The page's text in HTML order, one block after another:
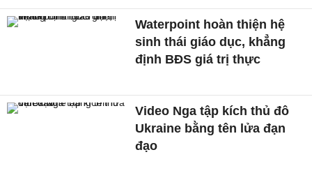
Waterpoint hoàn thiện hệ
sinh thái giáo dục, khẳng
định BĐS giá trị thực
Video Nga tập kích thủ đô
Ukraine bằng tên lửa đạn
đạo